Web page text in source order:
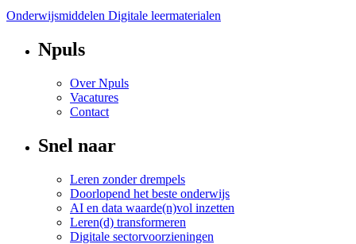
Onderwijsmiddelen Digitale leermaterialen
Npuls
Over Npuls
Vacatures
Contact
Snel naar
Leren zonder drempels
Doorlopend het beste onderwijs
AI en data waarde(n)vol inzetten
Leren(d) transformeren
Digitale sectorvoorzieningen